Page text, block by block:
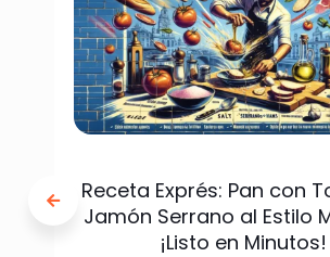
Receta Exprés: Pan con
Jamón Serrano al Estilo
¡Listo en Minutos!